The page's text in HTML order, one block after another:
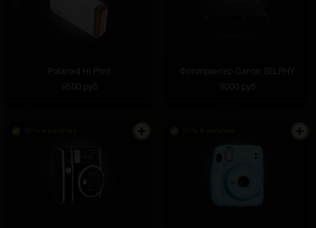
Polaroid Hi Print
9500 руб
Фотопринтер Canon SELPHY
9000 руб